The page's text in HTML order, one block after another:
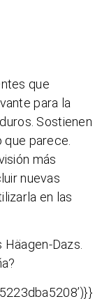
que
para la
Sostienen
parece.
más
nuevas
en las
Dazs.